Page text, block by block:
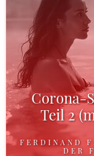
Corona-
Teil 2
FERDINAND
DER